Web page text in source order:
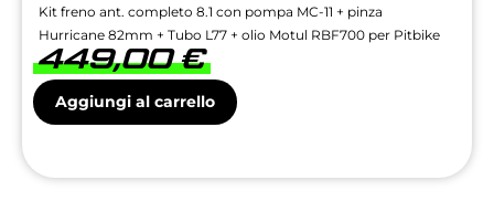
Kit freno ant. completo 8.1 con pompa MC-11 + pinza
Hurricane 82mm + Tubo L77 + olio Motul RBF700 per Pitbike
449,00€
Aggiungi al carrello